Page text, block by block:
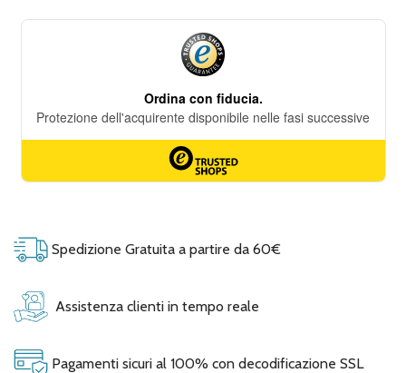
Spedizione Gratuita a partire da 60€
Assistenza clienti in tempo reale
Pagamenti sicuri al 100% con decodificazione SSL